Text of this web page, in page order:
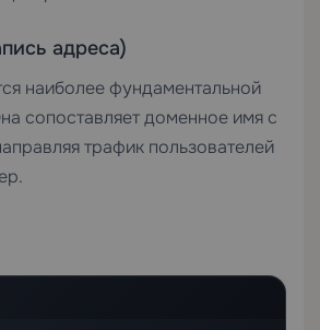
адреса)
наиболее фундаментальной
сопоставляет доменное имя с
трафик пользователей